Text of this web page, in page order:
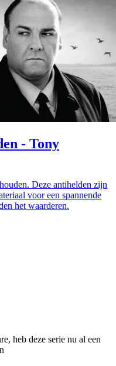
- Tony
Deze antihelden zijn
voor een spannende
het waarderen.
heb deze serie nu al een